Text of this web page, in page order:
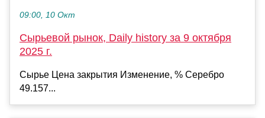
09:00, 10 Окт
Сырьевой рынок, Daily history за 9 октября
2025 г.
Сырье Цена закрытия Изменение, % Серебро
49.157...